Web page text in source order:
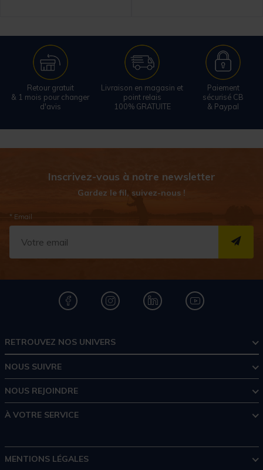
Retour gratuit
& 1 mois pour changer
d'avis
Livraison en magasin et
point relais
100% GRATUITE
Paiement
sécurisé CB
& Paypal
Inscrivez-vous à notre newsletter
Gardez le fil, suivez-nous !
* Email
RETROUVEZ NOS UNIVERS
NOUS SUIVRE
NOUS REJOINDRE
À VOTRE SERVICE
MENTIONS LÉGALES